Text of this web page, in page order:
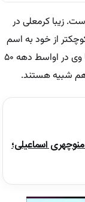
بازیگر ایرانی است. زیبا کرمعلی در
کوچکتر از خود به اسم
نیما است. مادر او خیلی جوان است و به گفته زیبا وی در اواسط دهه ۵۰
شبیه هستند.
اسماعیلی؛